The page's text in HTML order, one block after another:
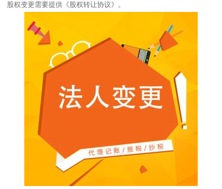
股权变更需要提供《股权转让协议》。